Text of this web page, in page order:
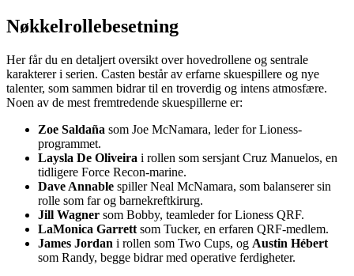
Nøkkelrollebesetning
Her får du en detaljert oversikt over hovedrollene og sentrale
karakterer i serien. Casten består av erfarne skuespillere og nye
talenter, som sammen bidrar til en troverdig og intens atmosfære.
Noen av de mest fremtredende skuespillerne er:
Zoe Saldaña som Joe McNamara, leder for Lioness-
programmet.
Laysla De Oliveira i rollen som sersjant Cruz Manuelos, en
tidligere Force Recon-marine.
Dave Annable spiller Neal McNamara, som balanserer sin
rolle som far og barnekreftkirurg.
Jill Wagner som Bobby, teamleder for Lioness QRF.
LaMonica Garrett som Tucker, en erfaren QRF-medlem.
James Jordan i rollen som Two Cups, og Austin Hébert
som Randy, begge bidrar med operative ferdigheter.